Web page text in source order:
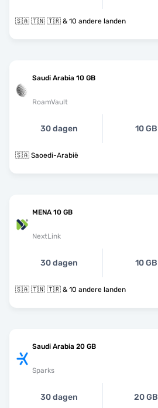
🇸🇦 🇹🇳 🇹🇷 & 10 andere landen
Saudi Arabia 10 GB
RoamVault
30 dagen 10 GB
🇸🇦 Saoedi-Arabië
MENA 10 GB
NextLink
30 dagen 10 GB
🇸🇦 🇹🇳 🇹🇷 & 10 andere landen
Saudi Arabia 20 GB
Sparks
30 dagen 20 GB